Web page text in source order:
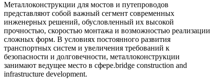
Металлоконструкции для мостов и путепроводов
представляют собой важный сегмент современных
инженерных решений, обусловленный их высокой
прочностью, скоростью монтажа и возможностью реализации
сложных форм. В условиях постоянного развития
транспортных систем и увеличения требований к
безопасности и долговечности, металлоконструкции
занимают ведущее место в сфере.bridge construction and
infrastructure development.